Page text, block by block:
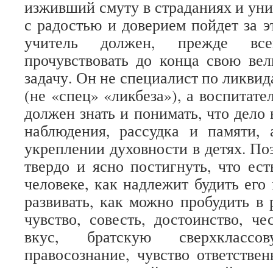
изживший смуту в страданиях и
с радостью и доверием пойдет за
учитель должен, прежде
прочувствовать до конца свою
задачу. Он не специалист по
(не «спец» «ликбеза»), а
должен знать и понимать, что дело
наблюдения, рассудка и
укреплении духовности в детях.
твердо и ясно постигнуть, что
человеке, как надлежит будить
развивать, как можно пробудить в
чувство, совесть, достоинство,
вкус, братскую
правосознание, чувство